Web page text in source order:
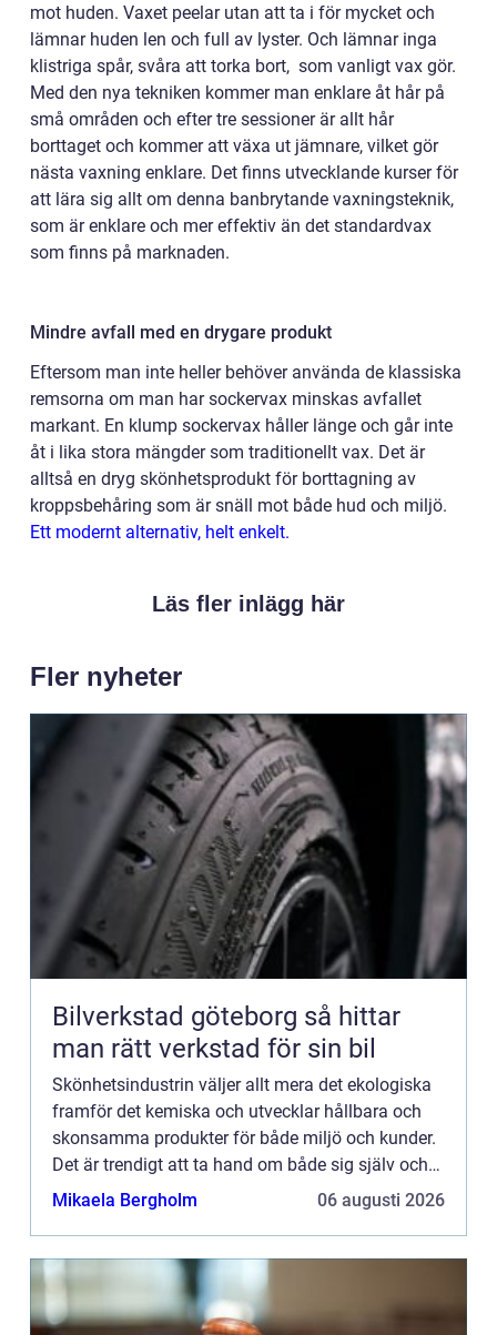
mot huden. Vaxet peelar utan att ta i för mycket och
lämnar huden len och full av lyster. Och lämnar inga
klistriga spår, svåra att torka bort, som vanligt vax gör.
Med den nya tekniken kommer man enklare åt hår på
små områden och efter tre sessioner är allt hår
borttaget och kommer att växa ut jämnare, vilket gör
nästa vaxning enklare. Det finns utvecklande kurser för
att lära sig allt om denna banbrytande vaxningsteknik,
som är enklare och mer effektiv än det standardvax
som finns på marknaden.
Mindre avfall med en drygare produkt
Eftersom man inte heller behöver använda de klassiska
remsorna om man har sockervax minskas avfallet
markant. En klump sockervax håller länge och går inte
åt i lika stora mängder som traditionellt vax. Det är
alltså en dryg skönhetsprodukt för borttagning av
kroppsbehåring som är snäll mot både hud och miljö.
Ett modernt alternativ, helt enkelt.
Läs fler inlägg här
Fler nyheter
Bilverkstad göteborg så hittar
man rätt verkstad för sin bil
Skönhetsindustrin väljer allt mera det ekologiska
framför det kemiska och utvecklar hållbara och
skonsamma produkter för både miljö och kunder.
Det är trendigt att ta hand om både sig själv och
pla...
Mikaela Bergholm 06 augusti 2026